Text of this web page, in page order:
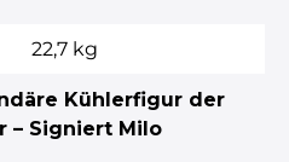
22,7 kg
Kühlerfigur der
– Signiert Milo